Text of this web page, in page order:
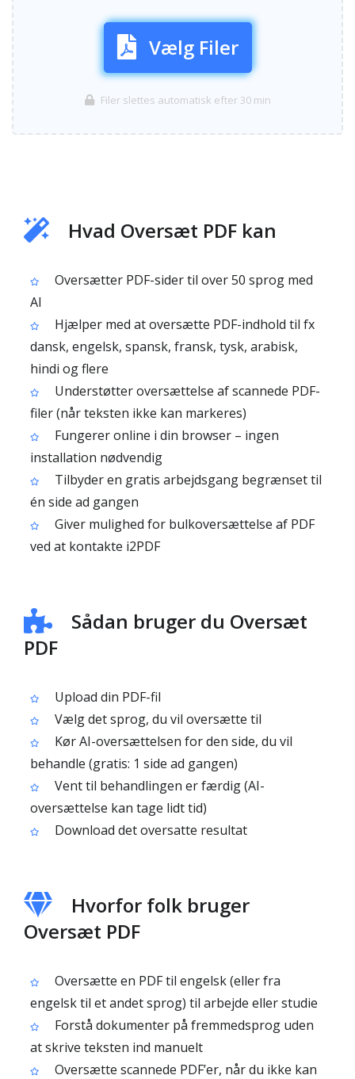
Vælg Filer
Filer slettes automatisk efter 30 min
Hvad Oversæt PDF kan
Oversætter PDF-sider til over 50 sprog med
AI
Hjælper med at oversætte PDF-indhold til fx
dansk, engelsk, spansk, fransk, tysk, arabisk,
hindi og flere
Understøtter oversættelse af scannede PDF-
filer (når teksten ikke kan markeres)
Fungerer online i din browser – ingen
installation nødvendig
Tilbyder en gratis arbejdsgang begrænset til
én side ad gangen
Giver mulighed for bulkoversættelse af PDF
ved at kontakte i2PDF
Sådan bruger du Oversæt
PDF
Upload din PDF-fil
Vælg det sprog, du vil oversætte til
Kør AI-oversættelsen for den side, du vil
behandle (gratis: 1 side ad gangen)
Vent til behandlingen er færdig (AI-
oversættelse kan tage lidt tid)
Download det oversatte resultat
Hvorfor folk bruger
Oversæt PDF
Oversætte en PDF til engelsk (eller fra
engelsk til et andet sprog) til arbejde eller studie
Forstå dokumenter på fremmedsprog uden
at skrive teksten ind manuelt
Oversætte scannede PDF’er, når du ikke kan